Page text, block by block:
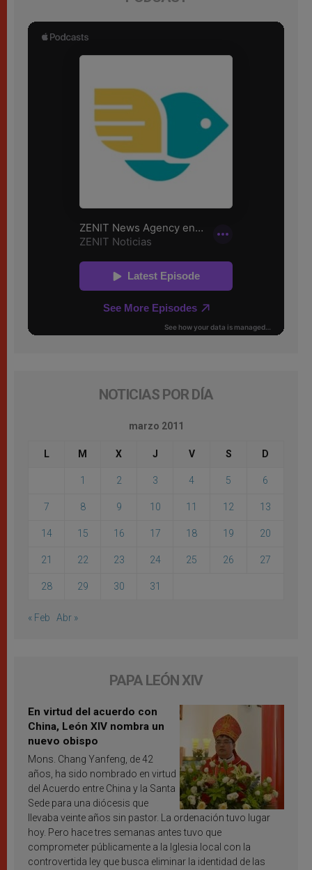
NOTICIAS POR DÍA
marzo 2011
L M X J V S D
1 2 3 4 5 6
7 8 9 10 11 12 13
14 15 16 17 18 19 20
21 22 23 24 25 26 27
28 29 30 31
« Feb Abr »
PAPA LEÓN XIV
En virtud del acuerdo con
China, León XIV nombra un
nuevo obispo
Mons. Chang Yanfeng, de 42
años, ha sido nombrado en virtud
del Acuerdo entre China y la Santa
Sede para una diócesis que
llevaba veinte años sin pastor. La ordenación tuvo lugar
hoy. Pero hace tres semanas antes tuvo que
comprometer públicamente a la Iglesia local con la
controvertida ley que busca eliminar la identidad de las